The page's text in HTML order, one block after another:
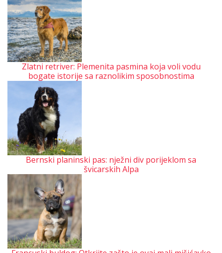
Zlatni retriver: Plemenita pasmina koja voli vodu
bogate istorije sa raznolikim sposobnostima
Bernski planinski pas: nježni div porijeklom sa
švicarskih Alpa